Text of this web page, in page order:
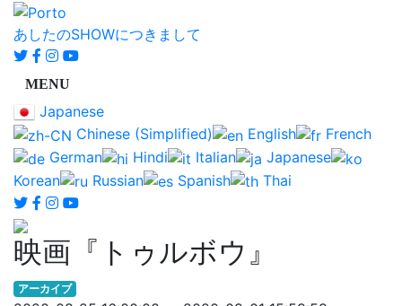
あしたのSHOWにつきまして
Japanese
Chinese (Simplified)
English
French
German
Hindi Italian
Japanese
Korean
Russian Spanish Thai
映画『トゥルボウ』
アーカイブ